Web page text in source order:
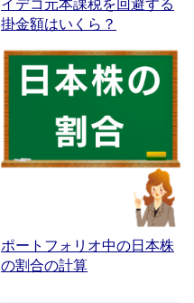
イデコ元本課税を回避する
掛金額はいくら？
ポートフォリオ中の日本株
の割合の計算